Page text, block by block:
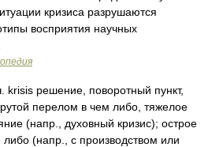
кризиса разрушаются
восприятия научных
krisis решение, поворотный пункт,
перелом в чем либо, тяжелое
(напр., духовный кризис); острое
либо (напр., с производством или